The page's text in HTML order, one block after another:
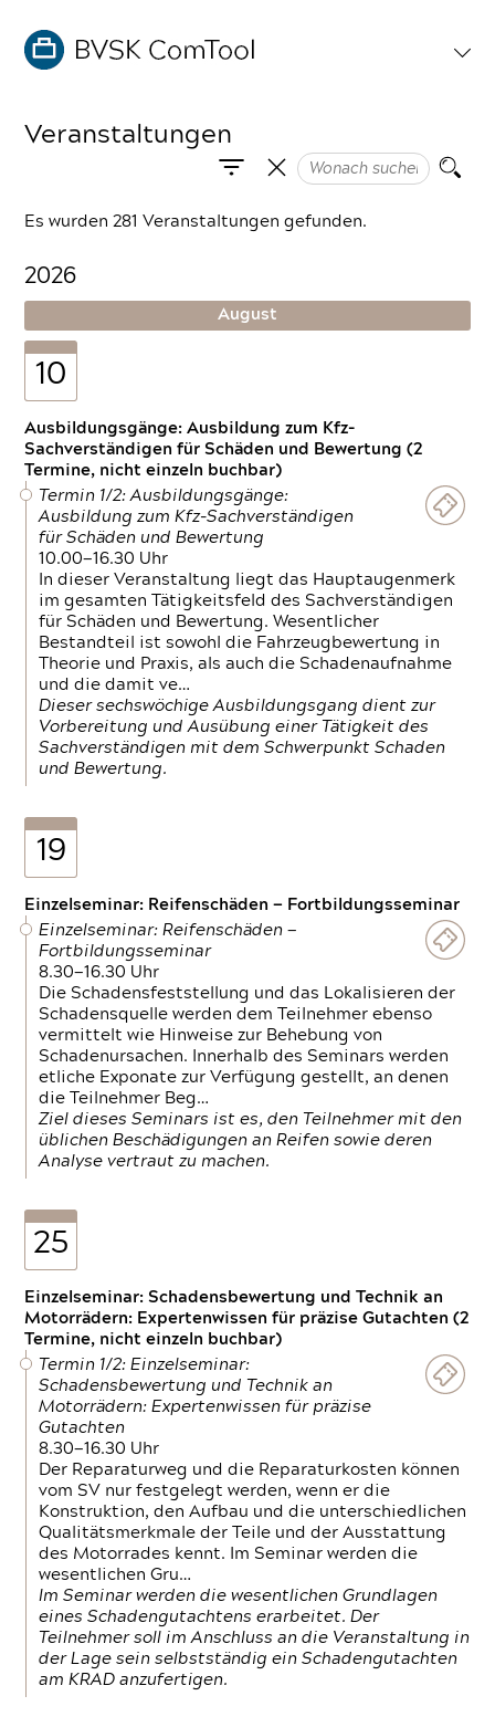
Veranstaltungen
Es wurden 281 Veranstaltungen gefunden.
2026
August
10
Ausbildungsgänge: Ausbildung zum Kfz-
Sachverständigen für Schäden und Bewertung (2
Termine, nicht einzeln buchbar)
Termin 1/2: Ausbildungsgänge:
Ausbildung zum Kfz-Sachverständigen
für Schäden und Bewertung
10.00—16.30 Uhr
In dieser Veranstaltung liegt das Hauptaugenmerk
im gesamten Tätigkeitsfeld des Sachverständigen
für Schäden und Bewertung. Wesentlicher
Bestandteil ist sowohl die Fahrzeugbewertung in
Theorie und Praxis, als auch die Schadenaufnahme
und die damit ve…
Dieser sechswöchige Ausbildungsgang dient zur
Vorbereitung und Ausübung einer Tätigkeit des
Sachverständigen mit dem Schwerpunkt Schaden
und Bewertung.
19
Einzelseminar: Reifenschäden — Fortbildungsseminar
Einzelseminar: Reifenschäden —
Fortbildungsseminar
8.30—16.30 Uhr
Die Schadensfeststellung und das Lokalisieren der
Schadensquelle werden dem Teilnehmer ebenso
vermittelt wie Hinweise zur Behebung von
Schadenursachen. Innerhalb des Seminars werden
etliche Exponate zur Verfügung gestellt, an denen
die Teilnehmer Beg…
Ziel dieses Seminars ist es, den Teilnehmer mit den
üblichen Beschädigungen an Reifen sowie deren
Analyse vertraut zu machen.
25
Einzelseminar: Schadensbewertung und Technik an
Motorrädern: Expertenwissen für präzise Gutachten (2
Termine, nicht einzeln buchbar)
Termin 1/2: Einzelseminar:
Schadensbewertung und Technik an
Motorrädern: Expertenwissen für präzise
Gutachten
8.30—16.30 Uhr
Der Reparaturweg und die Reparaturkosten können
vom SV nur festgelegt werden, wenn er die
Konstruktion, den Aufbau und die unterschiedlichen
Qualitätsmerkmale der Teile und der Ausstattung
des Motorrades kennt. Im Seminar werden die
wesentlichen Gru…
Im Seminar werden die wesentlichen Grundlagen
eines Schadengutachtens erarbeitet. Der
Teilnehmer soll im Anschluss an die Veranstaltung in
der Lage sein selbstständig ein Schadengutachten
am KRAD anzufertigen.